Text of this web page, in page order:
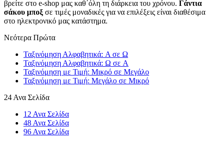
βρείτε στο e-shop μας καθ΄όλη τη διάρκεια του χρόνου. Γάντια
σάκου μποξ σε τιμές μοναδικές για να επιλέξεις είναι διαθέσιμα
στο ηλεκτρονικό μας κατάστημα.
Νεότερα Πρώτα
Ταξινόμηση Αλφαβητικά: A σε Ω
Ταξινόμηση Αλφαβητικά: Ω σε A
Ταξινόμηση με Τιμή: Μικρό σε Μεγάλο
Ταξινόμηση με Τιμή: Μεγάλο σε Μικρό
24 Ανα Σελίδα
12 Ανα Σελίδα
48 Ανα Σελίδα
96 Ανα Σελίδα